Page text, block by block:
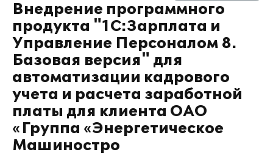
Внедрение программного
продукта "1С:Зарплата и
Управление Персоналом 8.
Базовая версия" для
автоматизации кадрового
учета и расчета заработной
платы для клиента ОАО
«Группа «Энергетическое
Машиностро